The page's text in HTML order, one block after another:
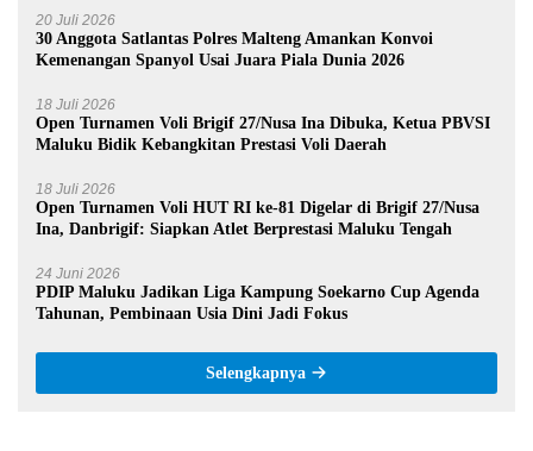
20 Juli 2026
30 Anggota Satlantas Polres Malteng Amankan Konvoi
Kemenangan Spanyol Usai Juara Piala Dunia 2026
18 Juli 2026
Open Turnamen Voli Brigif 27/Nusa Ina Dibuka, Ketua PBVSI
Maluku Bidik Kebangkitan Prestasi Voli Daerah
18 Juli 2026
Open Turnamen Voli HUT RI ke-81 Digelar di Brigif 27/Nusa
Ina, Danbrigif: Siapkan Atlet Berprestasi Maluku Tengah
24 Juni 2026
PDIP Maluku Jadikan Liga Kampung Soekarno Cup Agenda
Tahunan, Pembinaan Usia Dini Jadi Fokus
Selengkapnya